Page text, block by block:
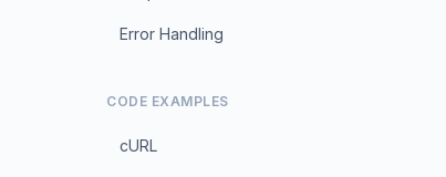
Error Handling
CODE EXAMPLES
cURL